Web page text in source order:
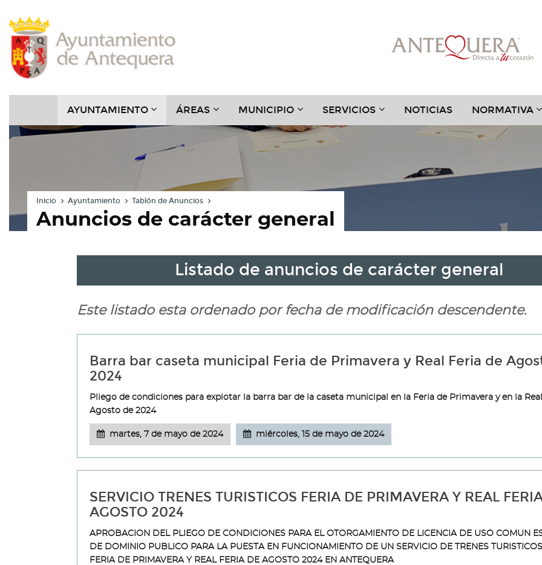
Cabecera
Pie
Menú
AYUNTAMIENTO???
ÁREAS???
MUNICIPIO???
SERVICIOS???
NOTICIAS NORMATIVA???
Inicio Ayuntamiento Tablón de Anuncios
Anuncios de carácter general
Listado de anuncios de carácter general
Este listado esta ordenado por fecha de modificación descendente.
Barra bar caseta municipal Feria de Primavera y Real Feria de
2024
Pliego de condiciones para explotar la barra bar de la caseta municipal en la Feria de Primavera y en la
Agosto de 2024
martes, 7 de mayo de 2024 miércoles, 15 de mayo de 2024
SERVICIO TRENES TURISTICOS FERIA DE PRIMAVERA Y REAL
AGOSTO 2024
APROBACION DEL PLIEGO DE CONDICIONES PARA EL OTORGAMIENTO DE LICENCIA DE USO COMUN
DE DOMINIO PUBLICO PARA LA PUESTA EN FUNCIONAMIENTO DE UN SERVICIO DE TRENES
FERIA DE PRIMAVERA Y REAL FERIA DE AGOSTO 2024 EN ANTEQUERA